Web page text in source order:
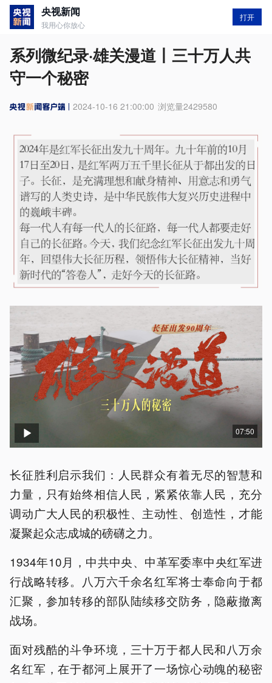
央视新闻
我用心你放心
打开
系列微纪录·雄关漫道丨三十万人共
守一个秘密
2024-10-16 21:00:00 浏览量2429580
07:50
长征胜利启示我们：人民群众有着无尽的智慧和
力量，只有始终相信人民，紧紧依靠人民，充分
调动广大人民的积极性、主动性、创造性，才能
凝聚起众志成城的磅礴之力。
1934年10月，中共中央、中革军委率中央红军进
行战略转移。八万六千余名红军将士奉命向于都
汇聚，参加转移的部队陆续移交防务，隐蔽撤离
战场。
面对残酷的斗争环境，三十万于都人民和八万余
名红军，在于都河上展开了一场惊心动魄的秘密